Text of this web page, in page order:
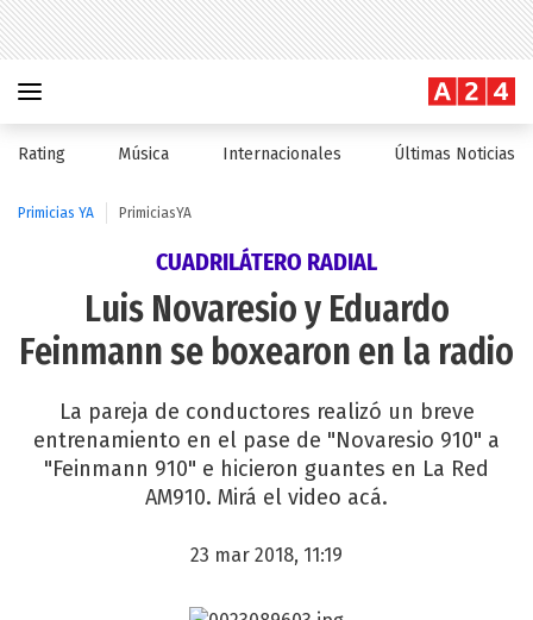
Rating Música Internacionales Últimas Noticias
Primicias YA PrimiciasYA
CUADRILÁTERO RADIAL
Luis Novaresio y Eduardo
Feinmann se boxearon en la radio
La pareja de conductores realizó un breve
entrenamiento en el pase de "Novaresio 910" a
"Feinmann 910" e hicieron guantes en La Red
AM910. Mirá el video acá.
23 mar 2018, 11:19